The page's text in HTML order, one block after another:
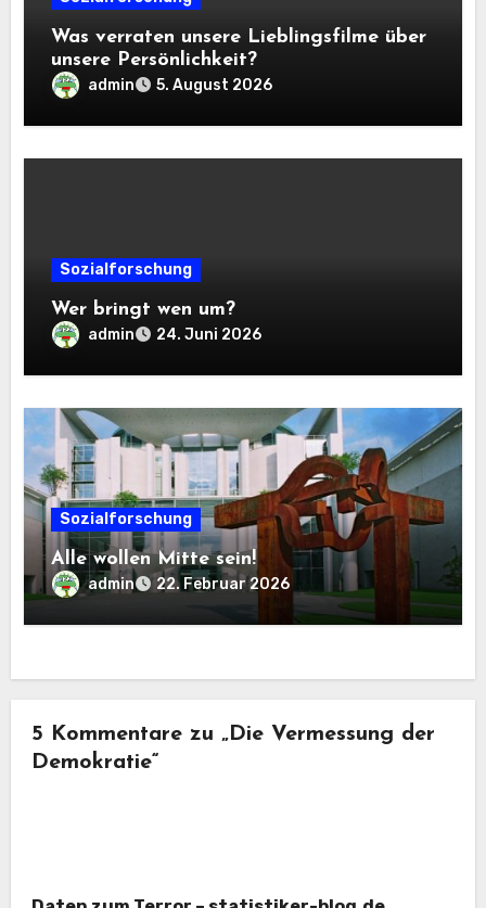
Was verraten unsere Lieblingsfilme über
unsere Persönlichkeit?
admin 5. August 2026
Sozialforschung
Wer bringt wen um?
admin 24. Juni 2026
Sozialforschung
Alle wollen Mitte sein!
admin 22. Februar 2026
5 Kommentare zu „Die Vermessung der
Demokratie“